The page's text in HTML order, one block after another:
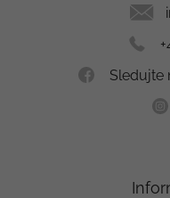
Sledujte